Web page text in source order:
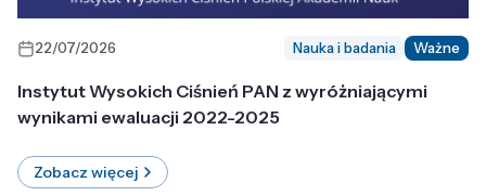
22/07/2026 Nauka i badania Ważne
Instytut Wysokich Ciśnień PAN z wyróżniającymi
wynikami ewaluacji 2022-2025
Zobacz więcej